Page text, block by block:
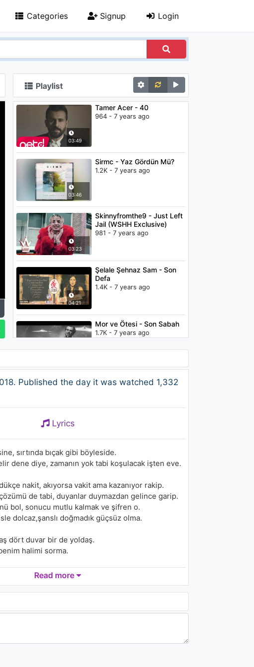
Categories Signup Login
Playlist
03:49
Tamer Acer - 40
964 - 7 years ago
03:46
Sirmc - Yaz Gördün Mü?
1.2K - 7 years ago
03:23
Skinnyfromthe9 - Just Left
Jail (WSHH Exclusive)
981 - 7 years ago
04:21
Şelale Şehnaz Sam - Son
Defa
1.4K - 7 years ago
Mor ve Ötesi - Son Sabah
1.7K - 7 years ago
Mehmet Demirbağ -
Mekansız
04:16
Heartbeat (TAAGE Remix)
[Video Edit]
1.2K - 7 years ago
04:15
John Legend - Stereo
1.9K - 7 years ago
04:15
Published the day it was watched 1,332
Lyrics
sırtında bıçak gibi böyleside.
dene diye, zamanın yok tabi koşulacak işten eve.
nakit, akıyorsa vakit ama kazanıyor rakip.
de tabi, duyanlar duymazdan gelince garip.
bol, sonucu mutlu kalmak ve şifren o.
dolcaz,şanslı doğmadık güçsüz olma.
dört duvar bir de yoldaş.
halimi sorma.
kışa döndürdü.
sende uyan erkenden.
mı çıkar ?
,bir gün öyle güler bir gün ağlatır.
Read more